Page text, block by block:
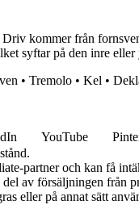
kommer från
syftar på den inre
• Tremolo • Kel •
YouTube
partner och kan få
av försäljningen från
eller på annat sätt